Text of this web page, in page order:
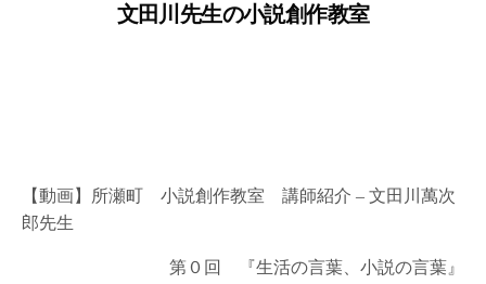
文田川先生の小説創作教室
【動画】所瀬町 小説創作教室 講師紹介 – 文田川萬次
郎先生
第０回 『生活の言葉、小説の言葉』